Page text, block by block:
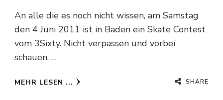
An alle die es noch nicht wissen, am Samstag
den 4 Juni 2011 ist in Baden ein Skate Contest
vom 3Sixty. Nicht verpassen und vorbei
schauen. …
MEHR LESEN ... SHARE